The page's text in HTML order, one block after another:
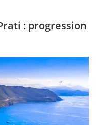
: progression